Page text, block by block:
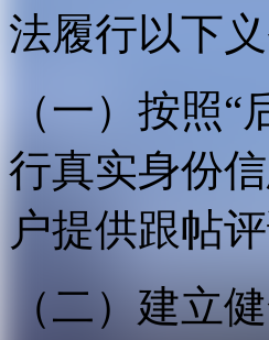
法履行以下义
（一）按照
行真实身份
户提供跟帖评
（二）建立